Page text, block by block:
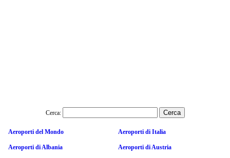
Cerca:
Aeroporti del Mondo Aeroporti di Italia
Aeroporti di Albania Aeroporti di Austria